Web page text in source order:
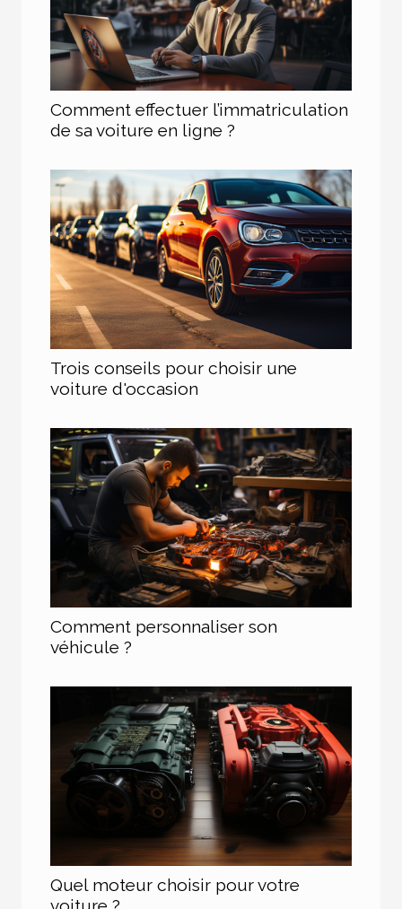
Comment effectuer l’immatriculation
de sa voiture en ligne ?
Trois conseils pour choisir une
voiture d'occasion
Comment personnaliser son
véhicule ?
Quel moteur choisir pour votre